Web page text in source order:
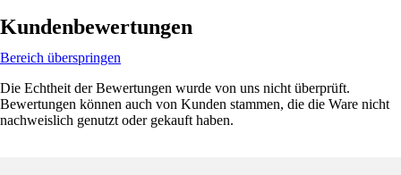
Kundenbewertungen
Bereich überspringen
Die Echtheit der Bewertungen wurde von uns nicht überprüft.
Bewertungen können auch von Kunden stammen, die die Ware nicht
nachweislich genutzt oder gekauft haben.